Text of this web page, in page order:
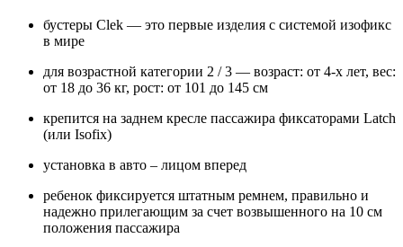
бустеры Clek — это первые изделия с системой изофикс
в мире
для возрастной категории 2 / 3 — возраст: от 4-х лет, вес:
от 18 до 36 кг, рост: от 101 до 145 см
крепится на заднем кресле пассажира фиксаторами Latch
(или Isofix)
установка в авто – лицом вперед
ребенок фиксируется штатным ремнем, правильно и
надежно прилегающим за счет возвышенного на 10 см
положения пассажира